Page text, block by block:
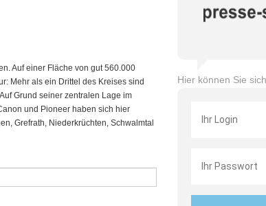
Auf einer Fläche von gut 560.000
Mehr als ein Drittel des Kreises sind
Grund seiner zentralen Lage im
und Pioneer haben sich hier
Grefrath, Niederkrüchten, Schwalmtal
Hier können Sie